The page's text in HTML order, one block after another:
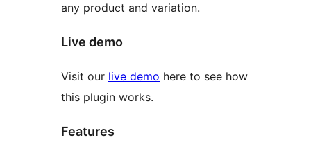
any product and variation.
Live demo
Visit our live demo here to see how
this plugin works.
Features